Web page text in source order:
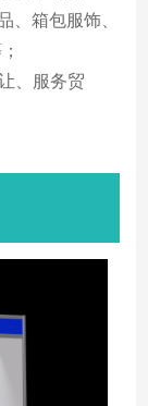
、箱包服饰、
、服务贸